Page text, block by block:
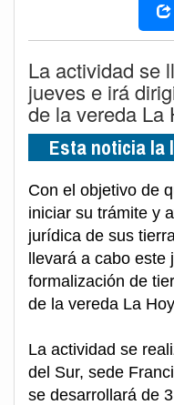
La actividad se
jueves e irá
de la vereda La
Esta noticia la
Con el objetivo de
iniciar su trámite y
jurídica de sus
llevará a cabo
formalización de
de la vereda La
La actividad se
del Sur, sede
se desarrollará de